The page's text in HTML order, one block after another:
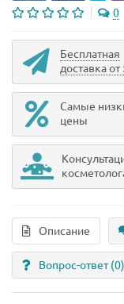
0
Бесплатная
доставка от
Самые
цены
Описание
Вопрос-ответ(0)